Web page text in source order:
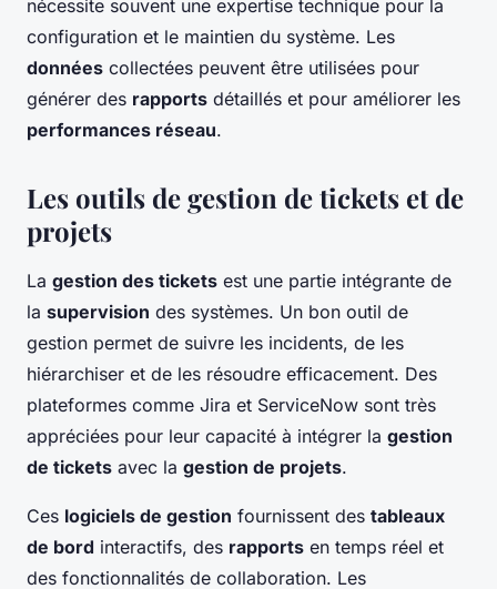
nécessite souvent une expertise technique pour la
configuration et le maintien du système. Les
données collectées peuvent être utilisées pour
générer des rapports détaillés et pour améliorer les
performances réseau.
Les outils de gestion de tickets et de
projets
La gestion des tickets est une partie intégrante de
la supervision des systèmes. Un bon outil de
gestion permet de suivre les incidents, de les
hiérarchiser et de les résoudre efficacement. Des
plateformes comme Jira et ServiceNow sont très
appréciées pour leur capacité à intégrer la gestion
de tickets avec la gestion de projets.
Ces logiciels de gestion fournissent des tableaux
de bord interactifs, des rapports en temps réel et
des fonctionnalités de collaboration. Les